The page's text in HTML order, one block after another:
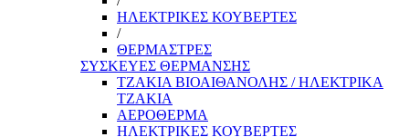
ΗΛΕΚΤΡΙΚΕΣ ΚΟΥΒΕΡΤΕΣ
/
ΘΕΡΜΑΣΤΡΕΣ
ΣΥΣΚΕΥΕΣ ΘΕΡΜΑΝΣΗΣ
ΤΖΑΚΙΑ ΒΙΟΑΙΘΑΝΟΛΗΣ / ΗΛΕΚΤΡΙΚΑ
ΤΖΑΚΙΑ
ΑΕΡΟΘΕΡΜΑ
ΗΛΕΚΤΡΙΚΕΣ ΚΟΥΒΕΡΤΕΣ